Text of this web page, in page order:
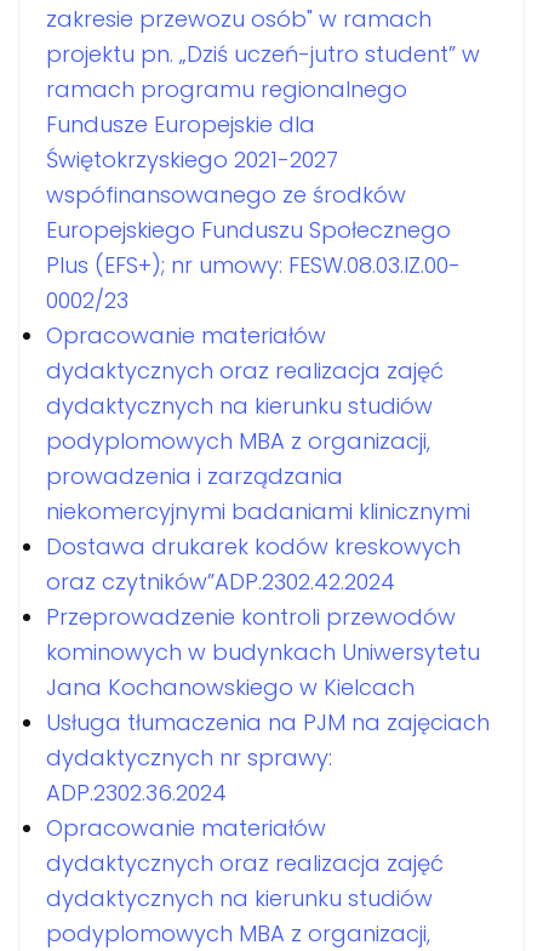
zakresie przewozu osób" w ramach
projektu pn. „Dziś uczeń-jutro student” w
ramach programu regionalnego
Fundusze Europejskie dla
Świętokrzyskiego 2021-2027
wspófinansowanego ze środków
Europejskiego Funduszu Społecznego
Plus (EFS+); nr umowy: FESW.08.03.IZ.00-
0002/23
Opracowanie materiałów
dydaktycznych oraz realizacja zajęć
dydaktycznych na kierunku studiów
podyplomowych MBA z organizacji,
prowadzenia i zarządzania
niekomercyjnymi badaniami klinicznymi
Dostawa drukarek kodów kreskowych
oraz czytników”ADP.2302.42.2024
Przeprowadzenie kontroli przewodów
kominowych w budynkach Uniwersytetu
Jana Kochanowskiego w Kielcach
Usługa tłumaczenia na PJM na zajęciach
dydaktycznych nr sprawy:
ADP.2302.36.2024
Opracowanie materiałów
dydaktycznych oraz realizacja zajęć
dydaktycznych na kierunku studiów
podyplomowych MBA z organizacji,